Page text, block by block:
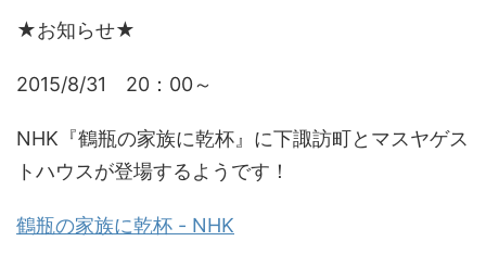
★お知らせ★
2015/8/31 20：00～
NHK『鶴瓶の家族に乾杯』に下諏訪町とマスヤゲス
トハウスが登場するようです！
鶴瓶の家族に乾杯 - NHK